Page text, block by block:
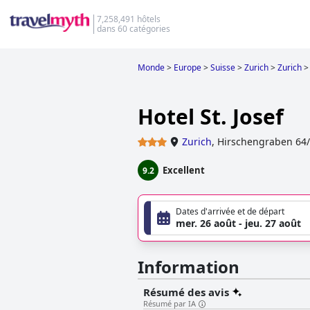
7,258,491 hôtels
dans 60 catégories
Monde> Europe>Suisse>Zurich>Zurich>
Hotel St. Josef
Zurich, Hirschengraben
9.2 Excellent
Dates d'arrivée et de départ
mer. 26 août - jeu. 27 août
Information
Résumé des avis
Résumé par IA